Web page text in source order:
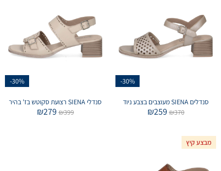
-30%
סנדלים SIENA מעוצבים בצבע ניוד
₪370
₪259
-30%
סנדלי SIENA רצועת סקוטש בז' בהיר
₪399
₪279
מבצע קיץ